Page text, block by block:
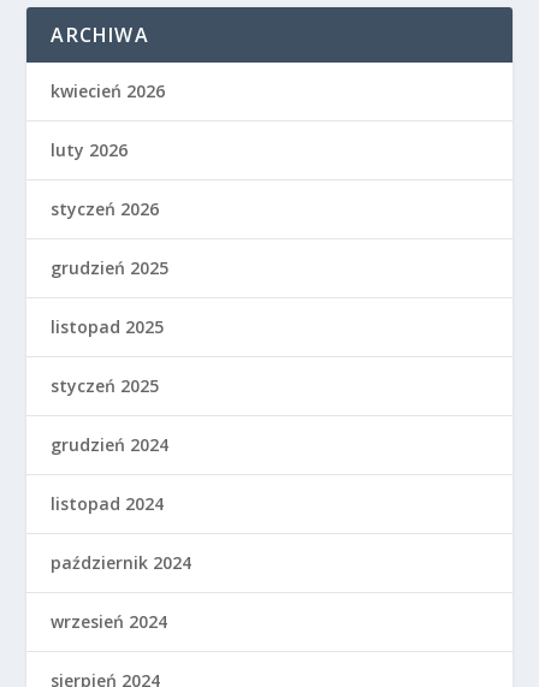
ARCHIWA
kwiecień 2026
luty 2026
styczeń 2026
grudzień 2025
listopad 2025
styczeń 2025
grudzień 2024
listopad 2024
październik 2024
wrzesień 2024
sierpień 2024